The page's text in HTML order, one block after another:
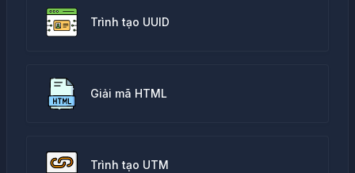
Trình tạo UUID
Giải mã HTML
Trình tạo UTM